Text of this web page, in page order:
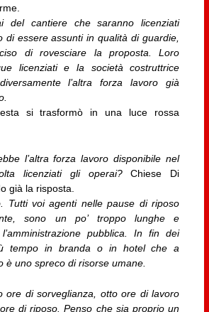
del cantiere che saranno licenziati
di essere assunti in qualità di guardie,
di rovesciare la proposta. Loro
licenziati e la società costruttrice
l’altra forza lavoro già
si trasformò in una luce rossa
l’altra forza lavoro disponibile nel
licenziati gli operai?Chiese Di
già la risposta.
Tutti voi agenti nelle pause di riposo
sono un po’ troppo lunghe e
pubblica. In fin dei
tempo in branda o in hotel che a
è uno spreco di risorse umane.
ore di sorveglianza, otto ore di lavoro
di riposo. Penso che sia proprio un